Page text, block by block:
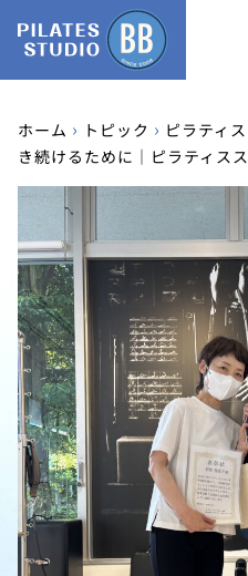
ホーム › トピック › ピラティス
き続けるために｜ピラティス